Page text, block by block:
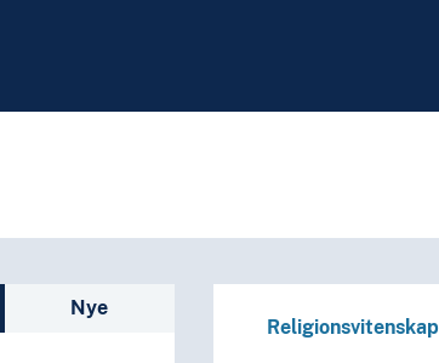
på ulike måter
Nye
Religionsvitenskap